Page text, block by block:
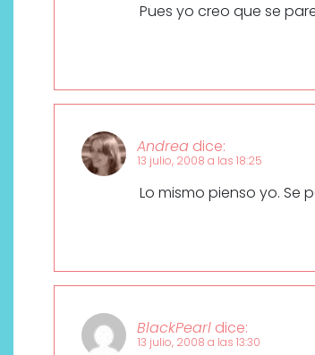
Pues yo creo que se
Andrea dice:
13 julio, 2008 a las 18:25
Lo mismo pienso yo. Se
BlackPearl dice:
13 julio, 2008 a las 13:30